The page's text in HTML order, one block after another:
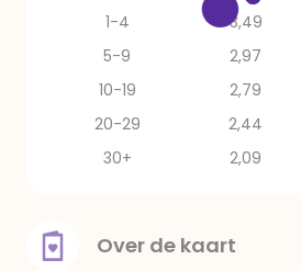
1-4
3,49
5-9
2,97
10-19
2,79
20-29
2,44
30+
2,09
Over de kaart